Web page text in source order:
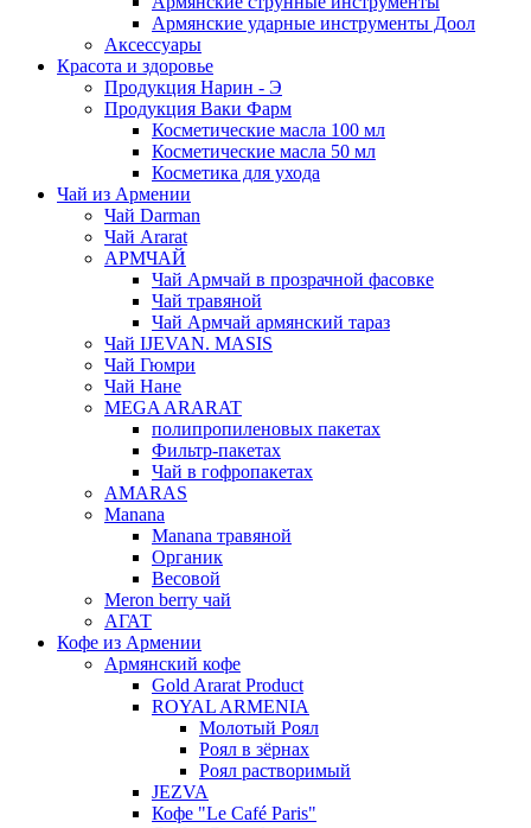
Армянские ударные инструменты Доол
Аксессуары
Красота и здоровье
Продукция Нарин - Э
Продукция Ваки Фарм
Косметические масла 100 мл
Косметические масла 50 мл
Косметика для ухода
Чай из Армении
Чай Darman
Чай Ararat
АРМЧАЙ
Чай Армчай в прозрачной фасовке
Чай травяной
Чай Армчай армянский тараз
Чай IJEVAN. MASIS
Чай Гюмри
Чай Нане
MEGA ARARAT
полипропиленовых пакетах
Фильтр-пакетах
Чай в гофропакетах
AMARAS
Manana
Manana травяной
Органик
Весовой
Meron berry чай
АГАТ
Кофе из Армении
Армянский кофе
Gold Ararat Product
ROYAL ARMENIA
Молотый Роял
Роял в зёрнах
Роял растворимый
JEZVA
Кофе "Le Café Paris"